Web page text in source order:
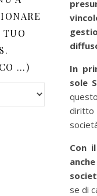
TUO
…)
il menù a tendina
In
sole
diritto
Con
se di